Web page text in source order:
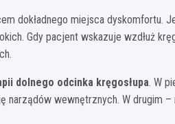
dokładnego miejsca dyskomfortu.
Gdy pacjent wskazuje wzdłuż
dolnego odcinka kręgosłupa. W
wewnętrznych. W drugim –